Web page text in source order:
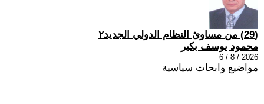
(29) من مساوئ النظام الدولي الجديد٢
محمود يوسف بكير
2026 / 8 / 6
مواضيع وابحاث سياسية